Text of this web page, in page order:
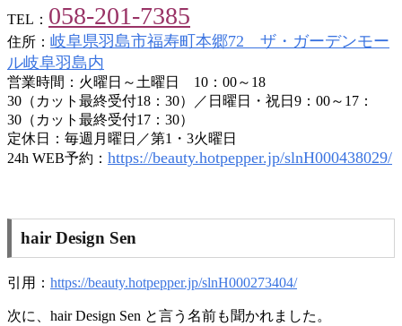
TEL： 058-201-7385
住所： 岐阜県羽島市福寿町本郷72 ザ・ガーデンモー
ル岐阜羽島内
営業時間：火曜日～土曜日 10：00～18
30（カット最終受付18：30）／日曜日・祝日9：00～17：
30（カット最終受付17：30）
定休日：毎週月曜日／第1・3火曜日
24h WEB予約： https://beauty.hotpepper.jp/slnH000438029/
hair Design Sen
引用： https://beauty.hotpepper.jp/slnH000273404/
次に、hair Design Sen と言う名前も聞かれました。